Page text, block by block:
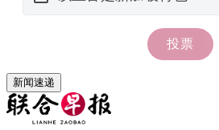
新闻速递